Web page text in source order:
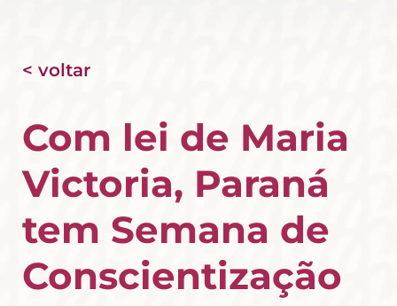
< voltar
Com lei de Maria
Victoria, Paraná
tem Semana de
Conscientização